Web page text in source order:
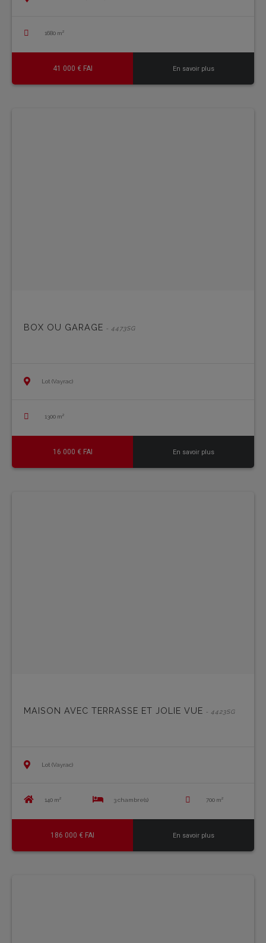
1680 m²
41 000 € FAI En savoir plus
BOX OU GARAGE - 4473SG
Lot (Vayrac)
1300 m²
16 000 € FAI En savoir plus
MAISON AVEC TERRASSE ET JOLIE VUE - 4423SG
Lot (Vayrac)
140 m² 3 chambre(s) 700 m²
186 000 € FAI En savoir plus